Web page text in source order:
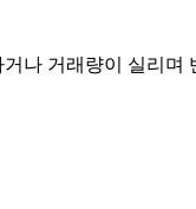
나 거래량이 실리